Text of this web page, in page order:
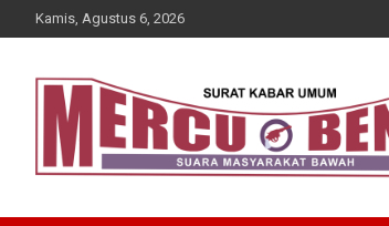
to
Kamis, Agustus 6, 2026
Mercu Benua